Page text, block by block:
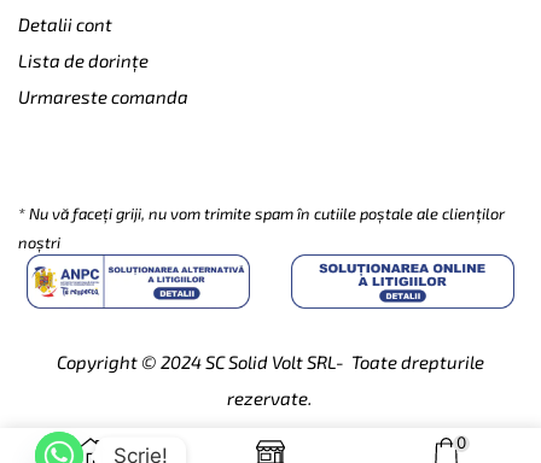
Detalii cont
Lista de dorințe
Urmareste comanda
* Nu vă faceți griji, nu vom trimite spam în cutiile poștale ale clienților
noștri
Copyright © 2024 SC Solid Volt SRL- Toate drepturile
rezervate.
0
Scrie!